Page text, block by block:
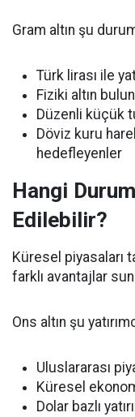
Gram altın şu
Türk lirası ile
Fiziki altın
Düzenli küçük
Döviz kuru
hedefleyenler
Hangi
Edilebilir?
Küresel piyasaları
farklı avantajlar
Ons altın şu
Uluslararası
Küresel
Dolar bazlı